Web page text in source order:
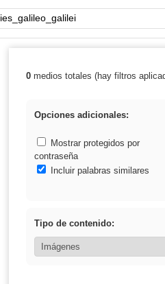
Palabra o frase:
Resultados de:
0medios totales (hay filtros
Opciones adicionales:
Mostrar protegidos por
contraseña
Incluir palabras similares
Tipo de contenido: